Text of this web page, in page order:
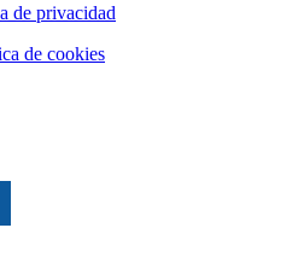
de privacidad
de cookies